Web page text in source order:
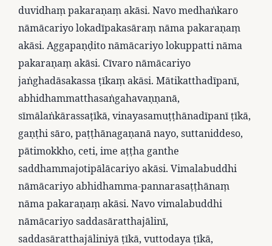
duvidhaṃ pakaraṇaṃ akāsi. Navo medhaṅkaro
nāmācariyo lokadīpakasāraṃ nāma pakaraṇaṃ
akāsi. Aggapaṇḍito nāmācariyo lokuppatti nāma
pakaraṇaṃ akāsi. Cīvaro nāmācariyo
jaṅghadāsakassa ṭīkaṃ akāsi. Mātikatthadīpanī,
abhidhammatthasaṅgahavaṇṇanā,
sīmālaṅkārassaṭīkā, vinayasamuṭṭhānadīpanī ṭīkā,
gaṇṭhi sāro, paṭṭhānagaṇanā nayo, suttaniddeso,
pātimokkho, ceti, ime aṭṭha ganthe
saddhammajotipālācariyo akāsi. Vimalabuddhi
nāmācariyo abhidhamma-pannarasaṭṭhānaṃ
nāma pakaraṇaṃ akāsi. Navo vimalabuddhi
nāmācariyo saddasāratthajālinī,
saddasāratthajāliniyā ṭīkā, vuttodaya ṭīkā,